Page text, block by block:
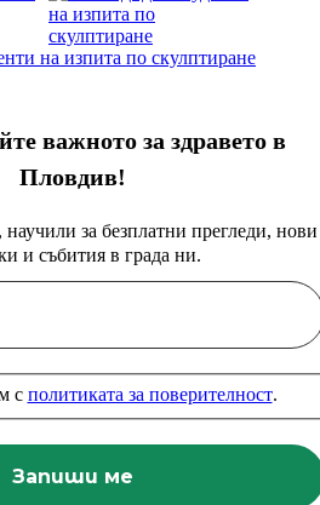
важното за здравето в
Пловдив!
научили за безплатни прегледи, нови
и събития в града ни.
с политиката за поверителност.